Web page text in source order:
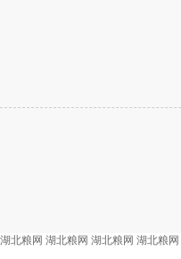
湖北粮网 湖北粮网 湖北粮网 湖北粮网